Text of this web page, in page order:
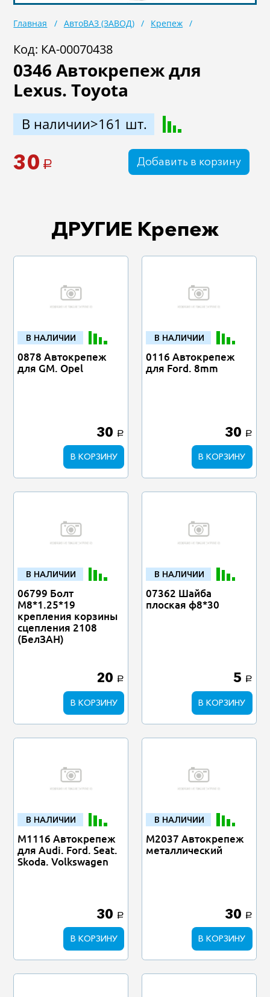
Масла
Иномарки
Крепеж колесный
Садовая техника
Инструмент
Лодки и моторы
Электроинструмент
и оснастка
Главная АвтоВАЗ (ЗАВОД) Крепеж
Код: КА-00070438
0346 Автокрепеж для
Lexus. Toyota
В наличии>161 шт.
30 a Добавить в корзину
ДРУГИЕ Крепеж
В НАЛИЧИИ
0878 Автокрепеж
для GM. Opel
30 a
В КОРЗИНУ
В НАЛИЧИИ
0116 Автокрепеж
для Ford. 8mm
30 a
В КОРЗИНУ
В НАЛИЧИИ
06799 Болт
М8*1.25*19
крепления корзины
сцепления 2108
(БелЗАН)
20 a
В КОРЗИНУ
В НАЛИЧИИ
07362 Шайба
плоская ф8*30
5 a
В КОРЗИНУ
В НАЛИЧИИ
M1116 Автокрепеж
для Audi. Ford. Seat.
Skoda. Volkswagen
30 a
В КОРЗИНУ
В НАЛИЧИИ
M2037 Автокрепеж
металлический
30 a
В КОРЗИНУ